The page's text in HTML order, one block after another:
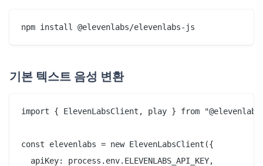
기본 텍스트 음성 변환
import { ElevenLabsClient, play } from
const elevenlabs = new ElevenLabsClient({
  apiKey: process.env.ELEVENLABS_API_KEY,